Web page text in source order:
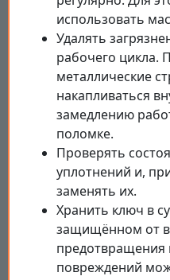
использовать
Удалять
рабочего цикла.
металлические
накапливаться
замедлению
поломке.
Проверять
уплотнений и,
заменять их.
Хранить ключ в
защищённом от
предотвращения
повреждений